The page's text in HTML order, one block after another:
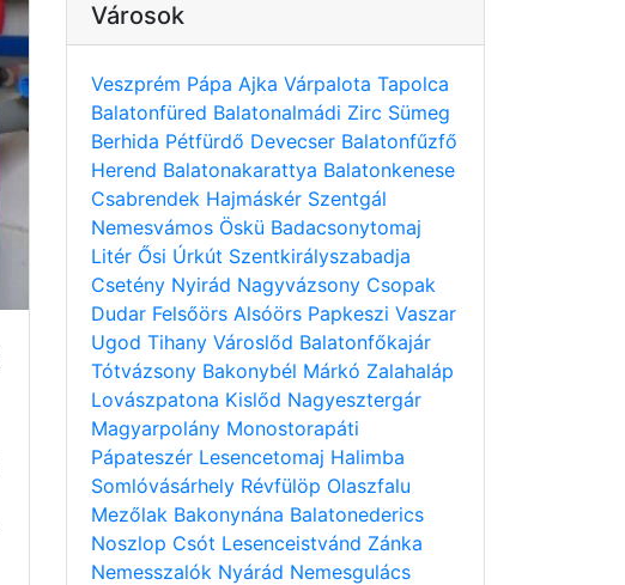
Városok
Veszprém Pápa Ajka Várpalota Tapolca
Balatonfüred Balatonalmádi Zirc Sümeg
Berhida Pétfürdő Devecser Balatonfűzfő
Herend Balatonakarattya Balatonkenese
Csabrendek Hajmáskér Szentgál
Nemesvámos Öskü Badacsonytomaj
Litér Ősi Úrkút Szentkirályszabadja
Csetény Nyirád Nagyvázsony Csopak
Dudar Felsőörs Alsóörs Papkeszi Vaszar
Ugod Tihany Városlőd Balatonfőkajár
Tótvázsony Bakonybél Márkó Zalahaláp
Lovászpatona Kislőd Nagyesztergár
Magyarpolány Monostorapáti
Pápateszér Lesencetomaj Halimba
Somlóvásárhely Révfülöp Olaszfalu
Mezőlak Bakonynána Balatonederics
Noszlop Csót Lesenceistvánd Zánka
Nemesszalók Nyárád Nemesgulács